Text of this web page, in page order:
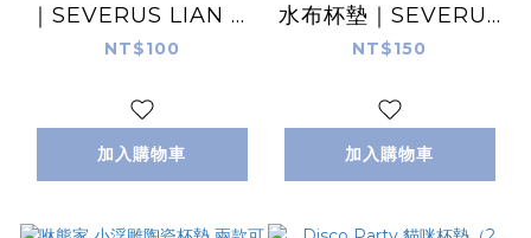
｜SEVERUS LIAN 里
恩太太
NT$100
加入購物車
水布杯墊｜SEVERUS
LIAN 里恩太太
NT$150
加入購物車